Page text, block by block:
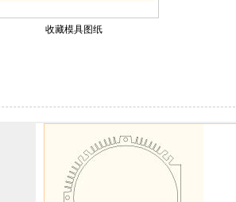
收藏模具图纸